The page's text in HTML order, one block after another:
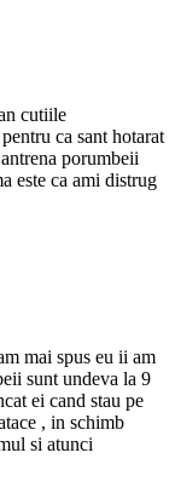
cutiile
ca sant hotarat
porumbeii
este ca ami distrug
mai spus eu ii am
sunt undeva la 9
ei cand stau pe
, in schimb
si atunci